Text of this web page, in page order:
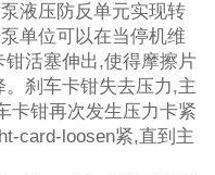
液压防反单元实现转
单位可以在当停机维
活塞伸出,使得摩擦片
刹车卡钳失去压力,主
卡钳再次发生压力卡紧
card-loosen紧,直到主